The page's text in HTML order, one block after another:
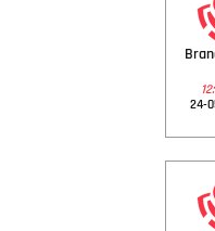
24-